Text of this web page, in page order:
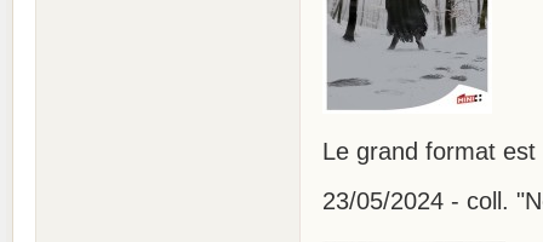
Le grand format
23/05/2024 - coll.